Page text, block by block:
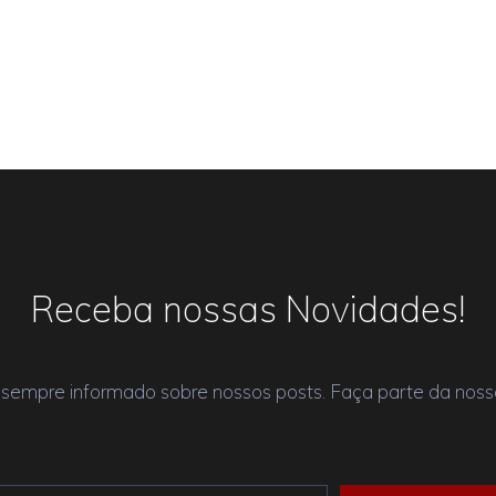
Receba nossas Novidades!
informado sobre nossos posts. Faça parte da